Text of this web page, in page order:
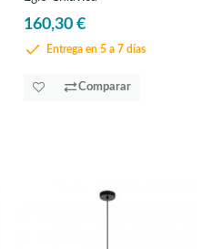
160,30 €
Entrega en 5 a 7 días
Comparar